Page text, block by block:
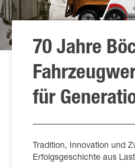
70 Jahre
für
Tradition, Innovation und
Erfolgsgeschichte aus